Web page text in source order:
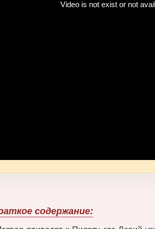
содержание: